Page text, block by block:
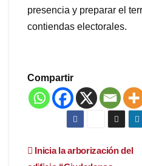
presencia y preparar el
contiendas electorales.
Compartir
Navegación
Inicia la arborización del